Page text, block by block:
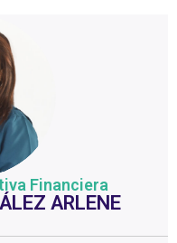
Financiera
ARLENE